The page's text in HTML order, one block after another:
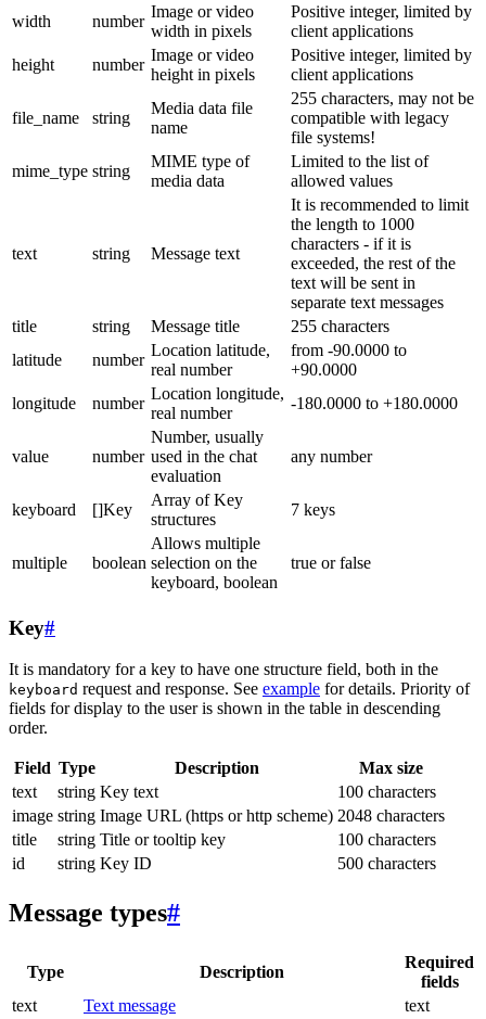
width
number
Image or video
width in pixels
Positive integer, limited by
client applications
height
number
Image or video
height in pixels
Positive integer, limited by
client applications
file_name string
Media data file
name
255 characters, may not be
compatible with legacy
file systems!
mime_type string
MIME type of
media data
Limited to the list of
allowed values
text string Message text
It is recommended to limit
the length to 1000
characters - if it is
exceeded, the rest of the
text will be sent in
separate text messages
title
string Message title
255 characters
latitude
number
Location latitude,
real number
from -90.0000 to
+90.0000
longitude
number
Location longitude,
real number
-180.0000 to +180.0000
value number
Number, usually
used in the chat
evaluation
any number
keyboard []Key
Array of Key
structures
7 keys
multiple boolean
Allows multiple
selection on the
keyboard, boolean
true or false
Key#
It is mandatory for a key to have one structure field, both in the
keyboard request and response. See example for details. Priority of
fields for display to the user is shown in the table in descending
order.
Field Type Description
Max size
text
string Key text
100 characters
image string Image URL (https or http scheme) 2048 characters
title
string Title or tooltip key
100 characters
id
string Key ID 500 characters
Message types#
Type Description
Required
fields
text
Text message
text